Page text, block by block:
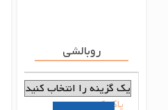
روبالشی
پاک کردن